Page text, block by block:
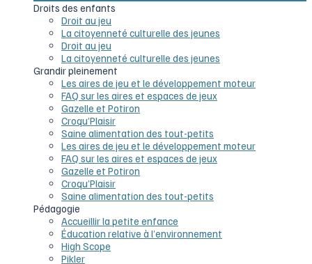
Droits des enfants
Droit au jeu
La citoyenneté culturelle des jeunes
Droit au jeu
La citoyenneté culturelle des jeunes
Grandir pleinement
Les aires de jeu et le développement moteur
FAQ sur les aires et espaces de jeux
Gazelle et Potiron
Croqu’Plaisir
Saine alimentation des tout-petits
Les aires de jeu et le développement moteur
FAQ sur les aires et espaces de jeux
Gazelle et Potiron
Croqu’Plaisir
Saine alimentation des tout-petits
Pédagogie
Accueillir la petite enfance
Éducation relative à l’environnement
High Scope
Pikler